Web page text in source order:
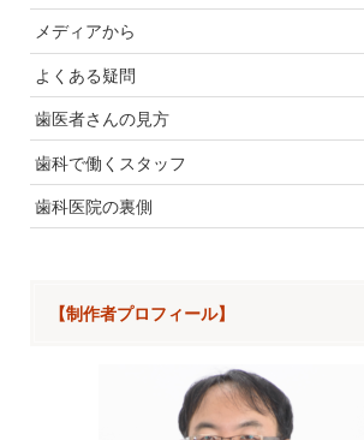
メディアから
よくある疑問
歯医者さんの見方
歯科で働くスタッフ
歯科医院の裏側
【制作者プロフィール】